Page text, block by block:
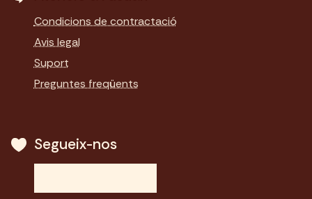
Condicions de contractació
Avis legal
Suport
Preguntes freqüents
Segueix-nos